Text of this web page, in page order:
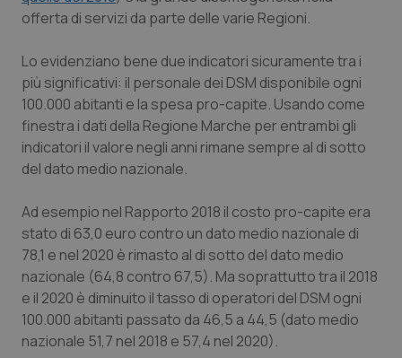
Puglia
Sardegna
Sicilia
Toscana
Umbria
Valle D’Aosta
Malattie rare
Malattia di Crohn & Rettocolite Ulcerosa
Neuroscienze & patologie neurodegenerative
Obesità
Oftalmologia
Oncodermatologia
offerta di servizi da parte delle varie Regioni.
Lo evidenziano bene due indicatori sicuramente tra i
più significativi: il personale dei DSM disponibile ogni
100.000 abitanti e la spesa pro-capite. Usando come
finestra i dati della Regione Marche per entrambi gli
indicatori il valore negli anni rimane sempre al di sotto
del dato medio nazionale.
Ad esempio nel Rapporto 2018 il costo pro-capite era
stato di 63,0 euro contro un dato medio nazionale di
78,1 e nel 2020 è rimasto al di sotto del dato medio
nazionale (64,8 contro 67,5). Ma soprattutto tra il 2018
e il 2020 è diminuito il tasso di operatori del DSM ogni
100.000 abitanti passato da 46,5 a 44,5 (dato medio
nazionale 51,7 nel 2018 e 57,4 nel 2020).